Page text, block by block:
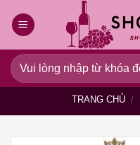
qua
dung
Tìm
kiếm:
TRANG CHỦ /